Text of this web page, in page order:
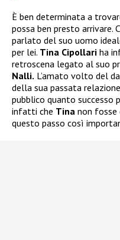
È ben determinata a
possa ben presto arrivare.
parlato del suo uomo
per lei. Tina Cipollari ha
retroscena legato al suo
Nalli. L’amato volto del
della sua passata
pubblico quanto successo
infatti che Tina non fosse
questo passo così